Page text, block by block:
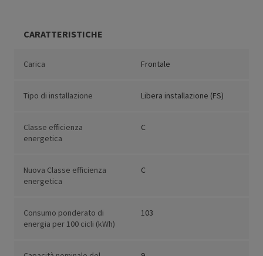
CARATTERISTICHE
Carica Frontale
Tipo di installazione Libera installazione (FS)
Classe efficienza
energetica
C
Nuova Classe efficienza
energetica
C
Consumo ponderato di
energia per 100 cicli (kWh)
103